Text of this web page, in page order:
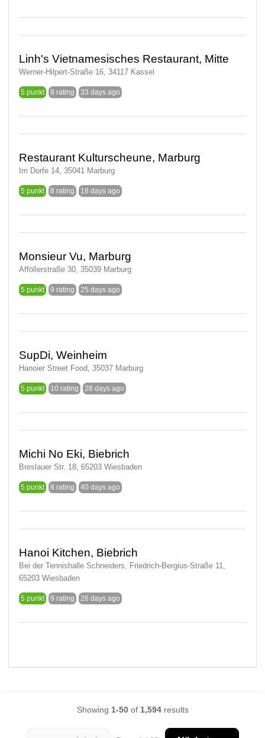
Linh's Vietnamesisches Restaurant, Mitte
Werner-Hilpert-Straße 16, 34117 Kassel
5 punkt 9 rating 33 days ago
Restaurant Kulturscheune, Marburg
Im Dorfe 14, 35041 Marburg
5 punkt 8 rating 18 days ago
Monsieur Vu, Marburg
Afföllerstraße 30, 35039 Marburg
5 punkt 9 rating 25 days ago
SupDi, Weinheim
Hanoier Street Food, 35037 Marburg
5 punkt 10 rating 28 days ago
Michi No Eki, Biebrich
Breslauer Str. 18, 65203 Wiesbaden
5 punkt 8 rating 40 days ago
Hanoi Kitchen, Biebrich
Bei der Tennishalle Schneiders, Friedrich-Bergius-Straße 11,
65203 Wiesbaden
5 punkt 9 rating 26 days ago
Showing 1-50of 1,594results